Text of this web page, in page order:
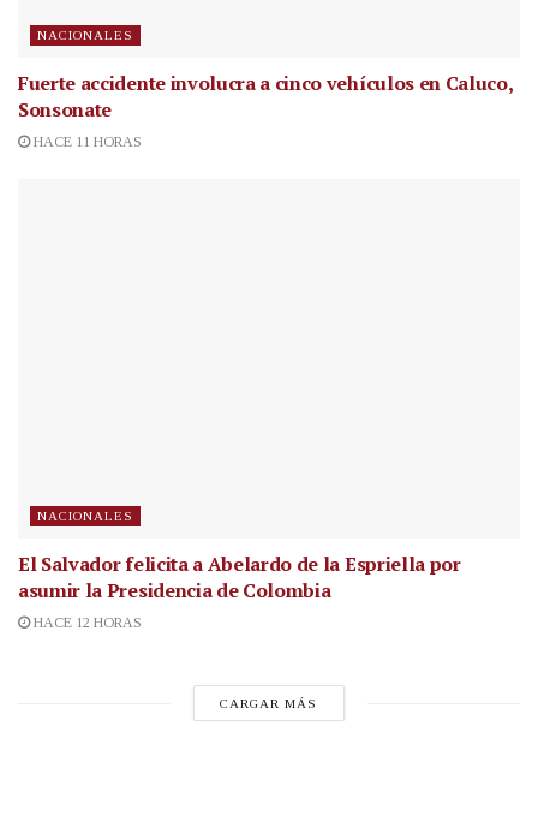
NACIONALES
Fuerte accidente involucra a cinco vehículos en Caluco,
Sonsonate
HACE 11 HORAS
NACIONALES
El Salvador felicita a Abelardo de la Espriella por
asumir la Presidencia de Colombia
HACE 12 HORAS
CARGAR MÁS